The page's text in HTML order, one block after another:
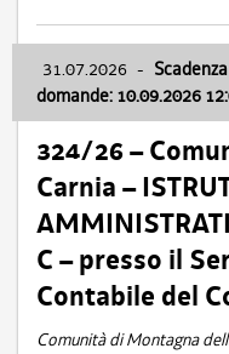
31.07.2026 -
domande: 10.09.2026
324/26 –
Carnia –
C – presso il
Contabile del
Comunità di Montagna